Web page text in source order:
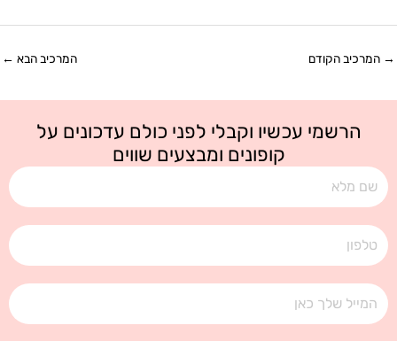
→ המרכיב הקודם המרכיב הבא ←
הרשמי עכשיו וקבלי לפני כולם עדכונים על
קופונים ומבצעים שווים
שם
טלפון
אימייל